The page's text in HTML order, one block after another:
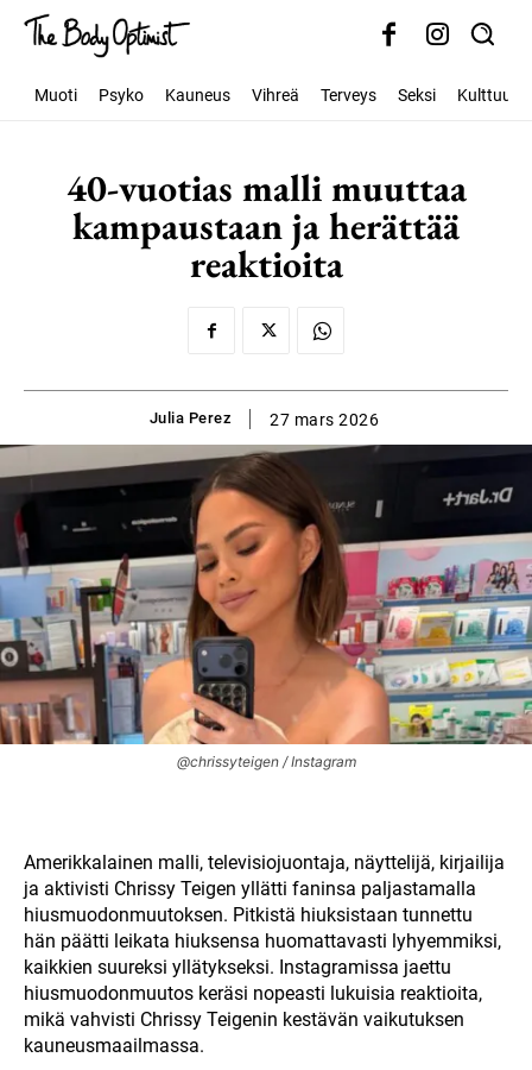
Muoti Psyko Kauneus Vihreä Terveys Seksi Kulttuuri
40-vuotias malli muuttaa
kampaustaan ja herättää
reaktioita
Julia Perez 27 mars 2026
@chrissyteigen / Instagram
Amerikkalainen malli, televisiojuontaja, näyttelijä, kirjailija
ja aktivisti Chrissy Teigen yllätti faninsa paljastamalla
hiusmuodonmuutoksen. Pitkistä hiuksistaan tunnettu
hän päätti leikata hiuksensa huomattavasti lyhyemmiksi,
kaikkien suureksi yllätykseksi. Instagramissa jaettu
hiusmuodonmuutos keräsi nopeasti lukuisia reaktioita,
mikä vahvisti Chrissy Teigenin kestävän vaikutuksen
kauneusmaailmassa.